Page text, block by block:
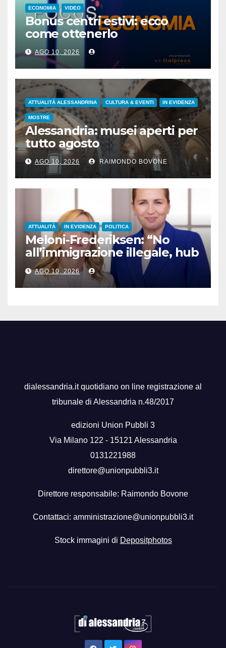
ECONOMIA VIDEO
Bonus centri estivi: ecco
come ottenerlo
AGO 10, 2026
ATTUALITÀ ALESSANDRINA CULTURA & EVENTI IN EVIDENZA
MOSTRE
Alessandria: musei aperti per
tutto agosto
AGO 10, 2026 RAIMONDO BOVONE
ATTUALITÀ IN EVIDENZA POLITICA
Meloni-Frederiksen: “No
all’immigrazione illegale, hub
di rimpatrio in Paesi terzi”
AGO 10, 2026
dialessandria.it quotidiano on line registrazione al
tribunale di Alessandria n.48/2017
edizioni Union Pubbli 3
Via Milano 122 - 15121 Alessandria
0131221988
direttore@unionpubbli3.it
Direttore responsabile: Raimondo Bovone
Contattaci: amministrazione@unionpubbli3.it
Stock immagini di Depositphotos